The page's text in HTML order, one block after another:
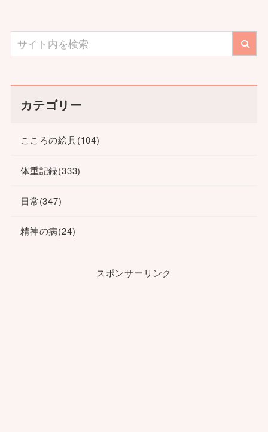
カテゴリー
こころの絵具(104)
体重記録(333)
日常(347)
精神の病(24)
スポンサーリンク